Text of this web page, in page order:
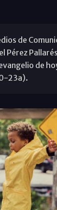
de
Pérez
de
23a).